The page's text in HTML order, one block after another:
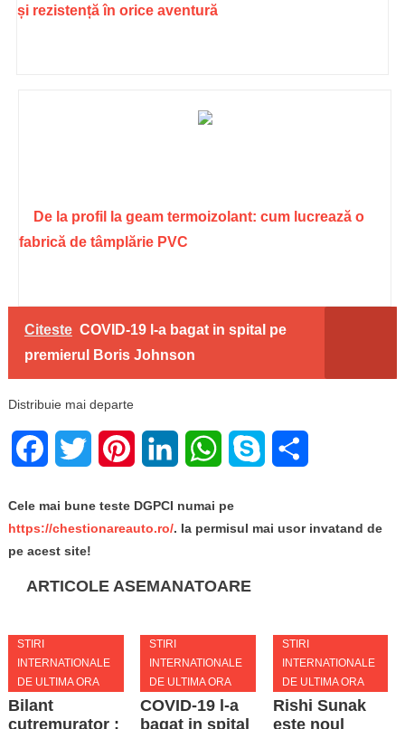
și rezistență în orice aventură
De la profil la geam termoizolant: cum lucrează o
fabrică de tâmplărie PVC
Citeste COVID-19 l-a bagat in spital pe
premierul Boris Johnson
Distribuie mai departe
FacebookTwitter PinterestLinkedIn WhatsApp
Skype
Cele mai bune teste DGPCI numai pe
https://chestionareauto.ro/. Ia permisul mai usor invatand de
pe acest site!
ARTICOLE ASEMANATOARE
STIRI
INTERNATIONALE
DE ULTIMA ORA
Bilant
cutremurator :
STIRI
INTERNATIONALE
DE ULTIMA ORA
COVID-19 l-a
bagat in spital
STIRI
INTERNATIONALE
DE ULTIMA ORA
Rishi Sunak
este noul